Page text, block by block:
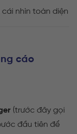
nhìn toàn diện
cáo
(trước đây gọi
đầu tiên để